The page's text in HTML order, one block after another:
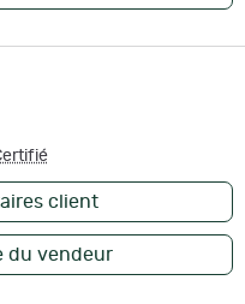
client
du vendeur